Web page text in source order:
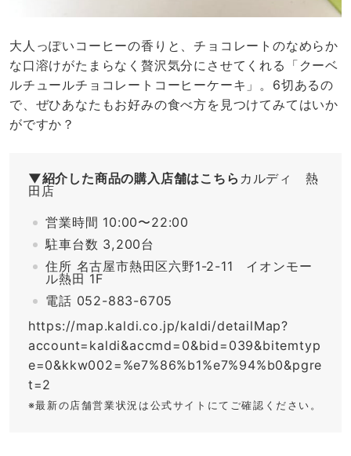
大人っぽいコーヒーの香りと、チョコレートのなめらか
な口溶けがたまらなく贅沢気分にさせてくれる「クーベ
ルチュールチョコレートコーヒーケーキ」。6切あるの
で、ぜひあなたもお好みの食べ方を見つけてみてはいか
がですか？
▼紹介した商品の購入店舗はこちら カルディ 熱
田店
営業時間 10:00〜22:00
駐車台数 3,200台
住所 名古屋市熱田区六野1-2-11 イオンモー
ル熱田 1F
電話 052-883-6705
https://map.kaldi.co.jp/kaldi/detailMap?
account=kaldi&accmd=0&bid=039&bitemtyp
e=0&kkw002=%e7%86%b1%e7%94%b0&pgre
t=2
※最新の店舗営業状況は公式サイトにてご確認ください。